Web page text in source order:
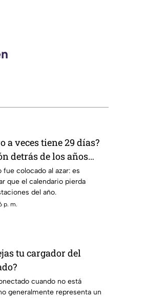
a veces tiene 29 días?
detrás de los años
fue colocado al azar: es
que el calendario pierda
del año.
p. m.
tu cargador del
cuando no está
generalmente representa un